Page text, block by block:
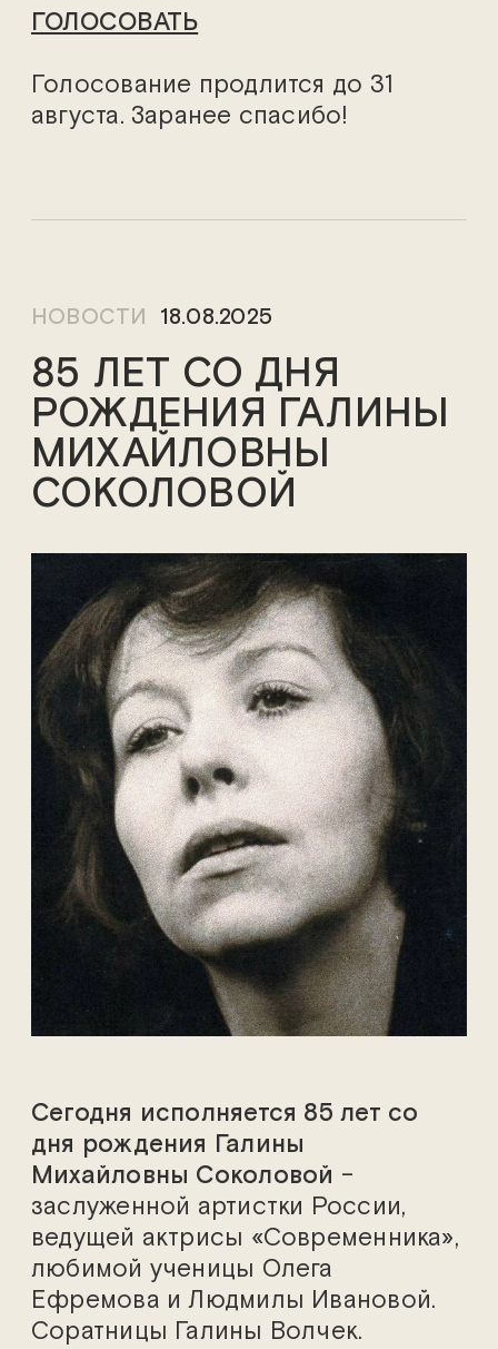
ГОЛОСОВАТЬ
Голосование продлится до 31
августа. Заранее спасибо!
НОВОСТИ 18.08.2025
85 ЛЕТ СО ДНЯ
РОЖДЕНИЯ ГАЛИНЫ
МИХАЙЛОВНЫ
СОКОЛОВОЙ
Сегодня исполняется 85 лет со
дня рождения Галины
Михайловны Соколовой –
заслуженной артистки России,
ведущей актрисы «Современника»,
любимой ученицы Олега
Ефремова и Людмилы Ивановой.
Соратницы Галины Волчек.